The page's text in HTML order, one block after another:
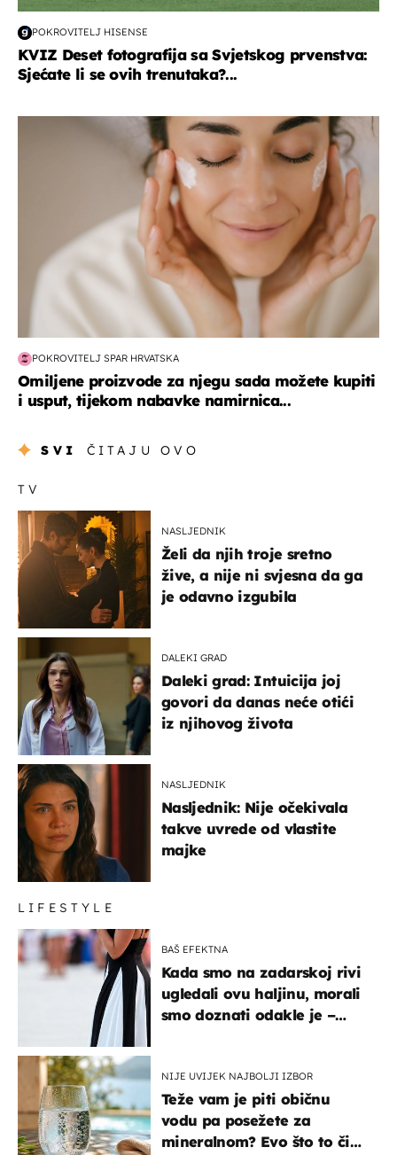
POKROVITELJ HISENSE
KVIZ Deset fotografija sa Svjetskog prvenstva:
Sjećate li se ovih trenutaka?...
moda & ljepota
POKROVITELJ SPAR HRVATSKA
Omiljene proizvode za njegu sada možete kupiti
i usput, tijekom nabavke namirnica...
SVI ČITAJU OVO
TV
NASLJEDNIK
Želi da njih troje sretno
žive, a nije ni svjesna da ga
je odavno izgubila
DALEKI GRAD
Daleki grad: Intuicija joj
govori da danas neće otići
iz njihovog života
NASLJEDNIK
Nasljednik: Nije očekivala
takve uvrede od vlastite
majke
LIFESTYLE
BAŠ EFEKTNA
Kada smo na zadarskoj rivi
ugledali ovu haljinu, morali
smo doznati odakle je –
NIJE UVIJEK NAJBOLJI IZBOR
Teže vam je piti običnu
vodu pa posežete za
mineralnom? Evo što to čini